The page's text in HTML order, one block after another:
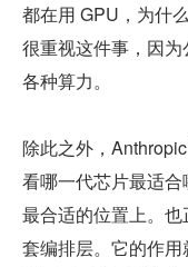
都在用 GPU，为什
很重视这件事，因
各种算力。
除此之外，
看哪一代芯片最适
最合适的位置上。
套编排层。它的作